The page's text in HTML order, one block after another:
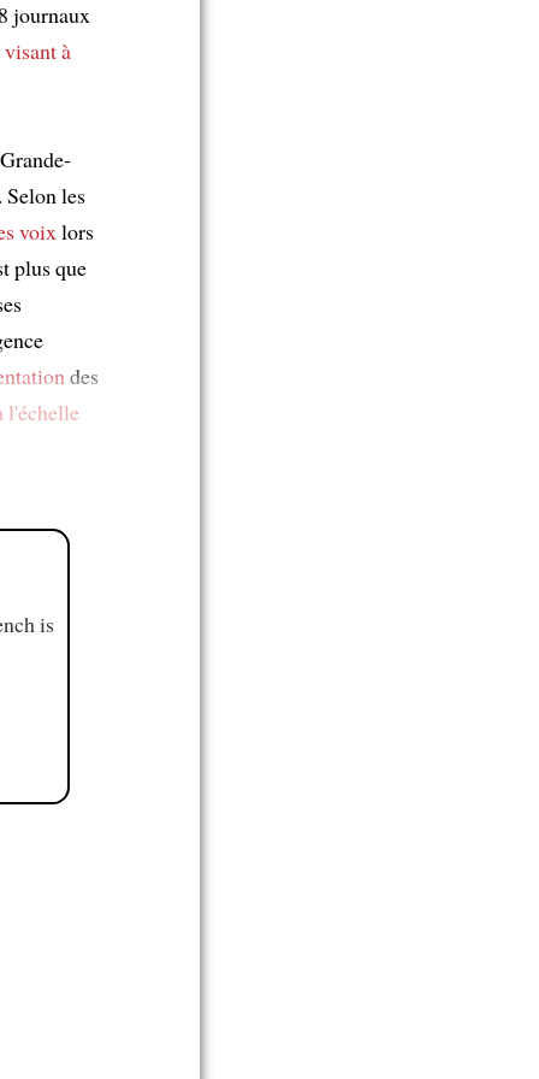
journaux
visant à
Selon les
voixlors
plus que
des
l'échelle
is